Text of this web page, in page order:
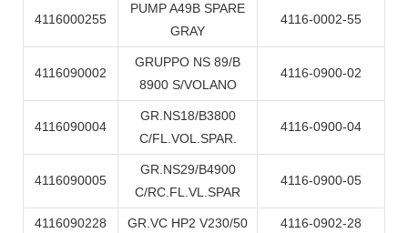
4116000255
PUMP A49B SPARE
GRAY
4116-0002-55
4116090002
GRUPPO NS 89/B
8900 S/VOLANO
4116-0900-02
4116090004
GR.NS18/B3800
C/FL.VOL.SPAR.
4116-0900-04
4116090005
GR.NS29/B4900
C/RC.FL.VL.SPAR
4116-0900-05
4116090228 GR.VC HP2 V230/50 4116-0902-28